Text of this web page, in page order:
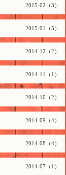
2015-02（3）
2015-01（5）
2014-12（2）
2014-11（1）
2014-10（2）
2014-09（4）
2014-08（4）
2014-07（1）